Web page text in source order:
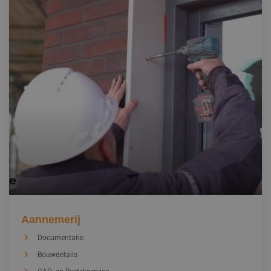
Aannemerij
Documentatie
Bouwdetails